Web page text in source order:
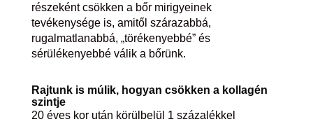
részeként csökken a bőr mirigyeinek
tevékenysége is, amitől szárazabbá,
rugalmatlanabbá, „törékenyebbé” és
sérülékenyebbé válik a bőrünk.
Rajtunk is múlik, hogyan csökken a kollagén
szintje
20 éves kor után körülbelül 1 százalékkel